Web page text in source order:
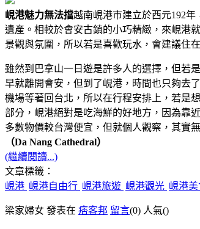
峴港魅力無法擋越南峴港市建立於西元192
遺產。相較於會安古鎮的小巧精緻，來峴港
景觀與氛圍，所以若是喜歡玩水，會建議住
雖然到巴拿山一日遊是許多人的選擇，但若
早就離開會安，但到了峴港，時間也只夠去
機場等著回台北，所以在行程安排上，若是
部分，峴港絕對是吃海鮮的好地方，因為靠
多數物價較台灣便宜，但就個人觀察，其實
（Da Nang Cathedral）
(繼續閱讀...)
文章標籤：
峴港 峴港自由行 峴港旅遊 峴港觀光 峴港
梁家婦女 發表在 痞客邦 留言(0) 人氣()